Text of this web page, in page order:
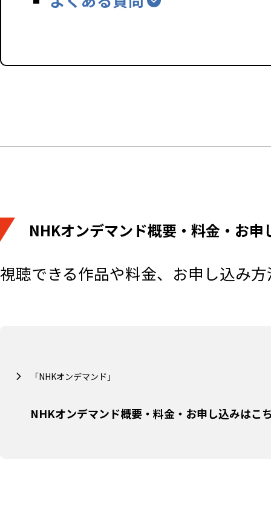
NHKオンデマンド概要・料金・お申
視聴できる作品や料金、お申し込み
「NHKオンデマンド」
NHKオンデマンド概要・料金・お申し込みはこ